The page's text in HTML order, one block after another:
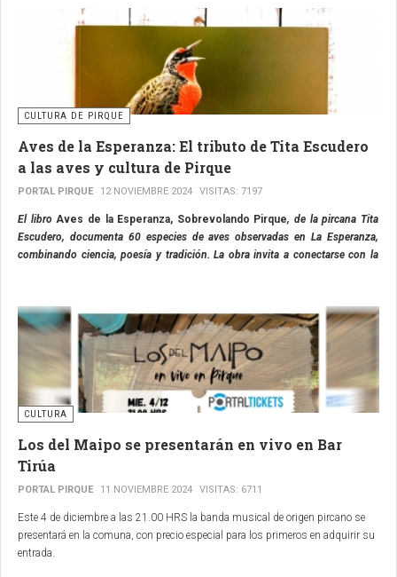
CULTURA DE PIRQUE
Aves de la Esperanza: El tributo de Tita Escudero
a las aves y cultura de Pirque
PORTAL PIRQUE 12 NOVIEMBRE 2024 VISITAS: 7197
El libroAves de la Esperanza, Sobrevolando Pirque, de la pircana Tita
Escudero, documenta 60 especies de aves observadas en La Esperanza,
combinando ciencia, poesía y tradición. La obra invita a conectarse con la
CULTURA
Los del Maipo se presentarán en vivo en Bar
Tirúa
PORTAL PIRQUE 11 NOVIEMBRE 2024 VISITAS: 6711
Este 4 de diciembre a las 21.00 HRS la banda musical de origen pircano se
presentará en la comuna, con precio especial para los primeros en adquirir su
entrada.